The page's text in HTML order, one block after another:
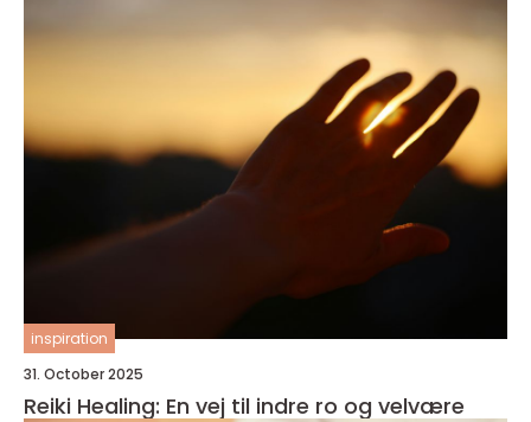
inspiration
31. October 2025
Reiki Healing: En vej til indre ro og velvære